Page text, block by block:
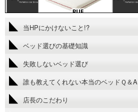
当HPにかけないこと!?
ベッド選びの基礎知識
失敗しないベッド選び
誰も教えてくれない本当のベッドＱ＆A
店長のこだわり